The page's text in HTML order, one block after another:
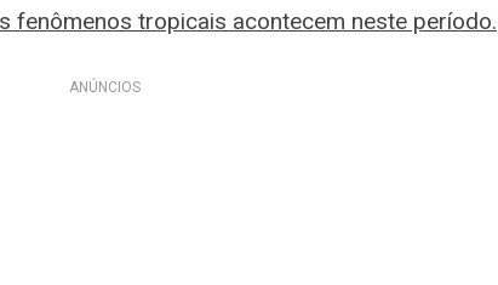
fenômenos tropicais acontecem neste período.
ANÚNCIOS